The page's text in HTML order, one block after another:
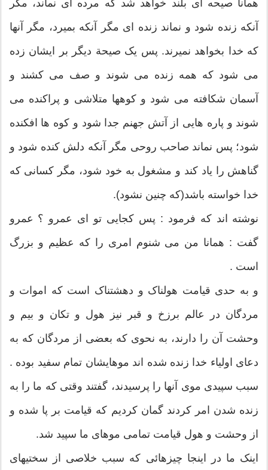
همانا صیحه اى بلند خواهد شد که مرده ای نماند، مگر
آنکه زنده شود و نماند زنده اى مگر آنکه بمیرد، مگر آنها
که خدا بخواهد نمیرند. پس یک صیحة دیگر بر ایشان زده
مى شود که همه زنده مى شوند و صف مى کشند و
آسمان شکافته مى شود و کوهها متلاشى و پراکنده مى
شوند و پاره هایی از آتش جهنم جدا شود و کوه ها افکنده
شود؛ پس نماند صاحب روحى مگر آنکه دلش کنده شود و
گناهش را یاد کند و مشغول به خود شود، مگر کسانى که
خدا خواسته باشد(که چنین نشود).
نوشته اند که فرمود : پس کجایى تو اى عمرو ؟ عمرو
گفت : همانا من مى شنوم امرى را که عظیم و بزرگ
است .
و به حدى قیامت هولناک و دهشتناک است که اموات و
مردگان در عالم برزخ و قبر نیز هول و تکان و بیم و
وحشت آن را دارند، به نحوى که بعضى از مردگان که به
دعاى اولیاء خدا زنده شده اند موهایشان تمام سفید بوده .
سبب سپیدى موى آنها را پرسیدند، گفتند وقتى که ما را به
زنده شدن امر کردند گمان کردیم که قیامت بر پا شده و
از وحشت و هول قیامت تمامى موهاى ما سپید شد.
اینک ما در اینجا چیزهائى که سبب خلاصى از سختیهاى